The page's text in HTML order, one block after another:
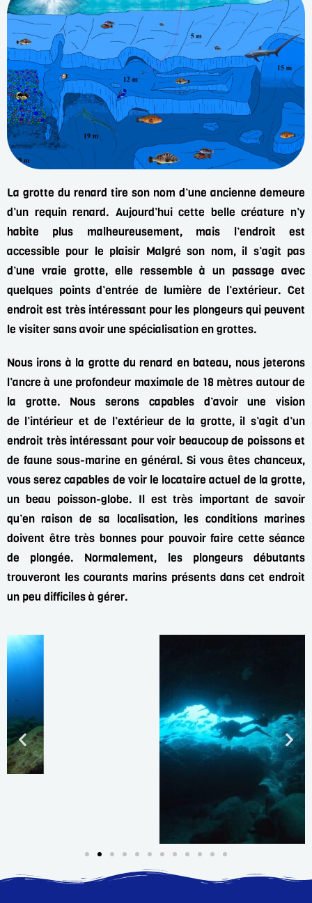
La grotte du renard tire son nom d’une ancienne demeure
d’un requin renard. Aujourd’hui cette belle créature n’y
habite plus malheureusement, mais l’endroit est
accessible pour le plaisir Malgré son nom, il s’agit pas
d’une vraie grotte, elle ressemble à un passage avec
quelques points d’entrée de lumière de l’extérieur. Cet
endroit est très intéressant pour les plongeurs qui peuvent
le visiter sans avoir une spécialisation en grottes.
Nous irons à la grotte du renard en bateau, nous jeterons
l’ancre à une profondeur maximale de 18 mètres autour de
la grotte. Nous serons capables d’avoir une vision
de l’intérieur et de l’extérieur de la grotte, il s’agit d’un
endroit très intéressant pour voir beaucoup de poissons et
de faune sous-marine en général. Si vous êtes chanceux,
vousserez capables de voir le locataire actuel de la grotte,
un beau poisson-globe. Il est très important de savoir
qu’en raison de sa localisation, les conditions marines
doivent être très bonnes pour pouvoir faire cette séance
de plongée. Normalement, les plongeurs débutants
trouveront les courants marins présents dans cet endroit
un peu difficiles à gérer.